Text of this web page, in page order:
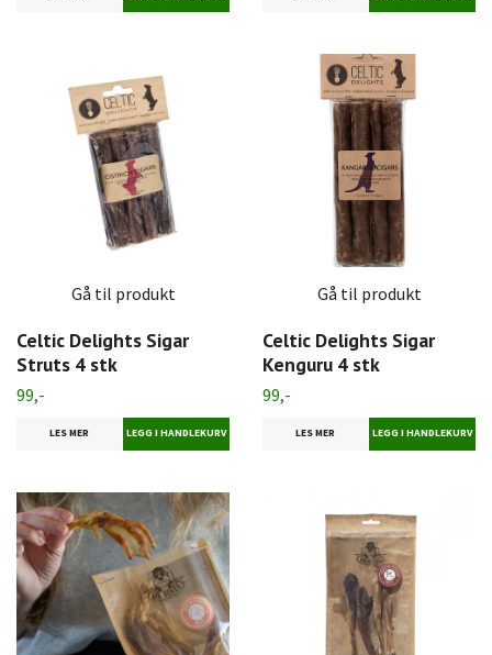
Gå til produkt
Celtic Delights Sigar
Struts 4 stk
99,-
LES MER
Gå til produkt
Celtic Delights Sigar
Kenguru 4 stk
99,-
LES MER